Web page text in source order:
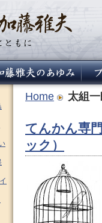
Home 太組
てんかん専
ック）